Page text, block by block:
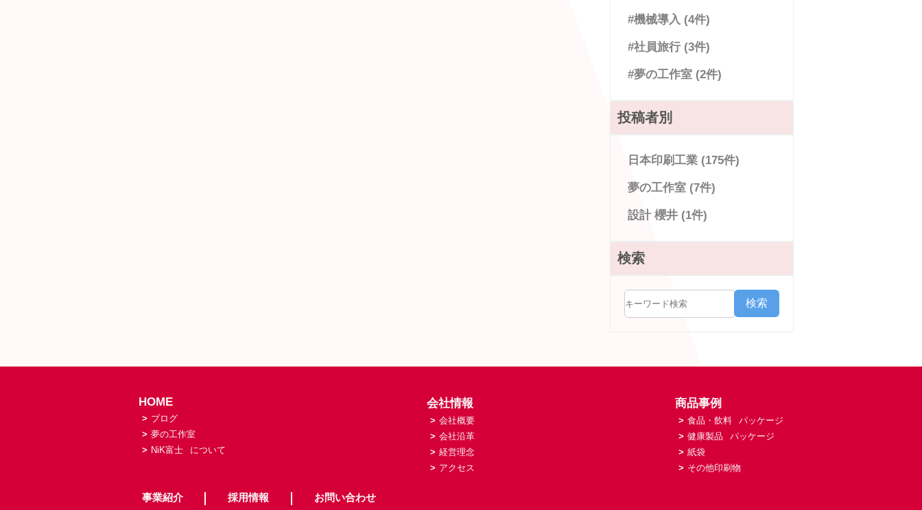
#機械導入 (4件)
#社員旅行 (3件)
#夢の工作室 (2件)
投稿者別
日本印刷工業 (175件)
夢の工作室 (7件)
設計 櫻井 (1件)
検索
検索
HOME
> ブログ
> 夢の工作室
> NiK富士 について
会社情報
> 会社概要
> 会社沿革
> 経営理念
> アクセス
商品事例
> 食品・飲料
パッケージ
> 健康製品
パッケージ
> 紙袋
> その他印刷物
事業紹介 採用情報 お問い合わせ